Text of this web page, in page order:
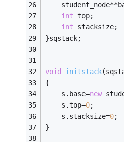
int top;
int stacksize;
}sqstack;
void initstack
{
    s.base=
new
    s.top=
0;
    s.stacksize=
0;
}